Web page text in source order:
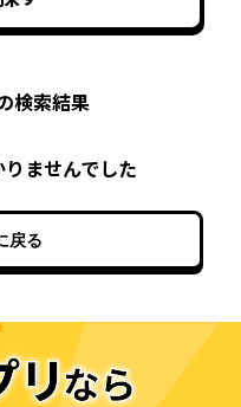
検索結果
ませんでした
戻る